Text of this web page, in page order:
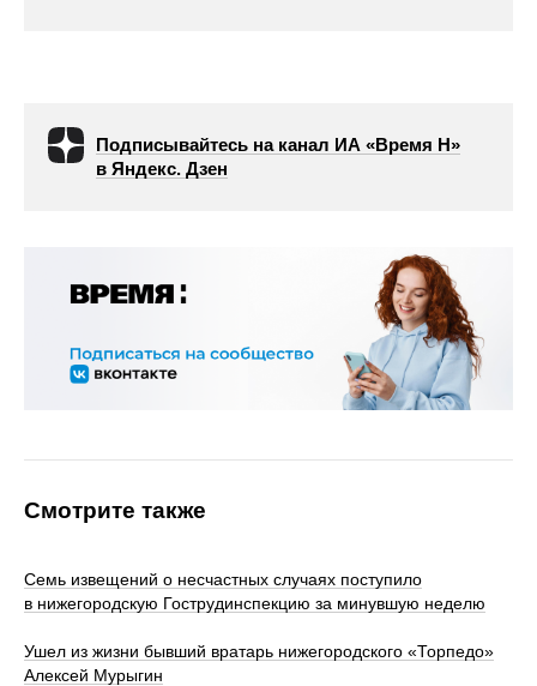
Подписывайтесь на канал ИА «Время Н»
в Яндекс. Дзен
Смотрите также
Семь извещений о несчастных случаях поступило
в нижегородскую Гострудинспекцию за минувшую неделю
Ушел из жизни бывший вратарь нижегородского «Торпедо»
Алексей Мурыгин